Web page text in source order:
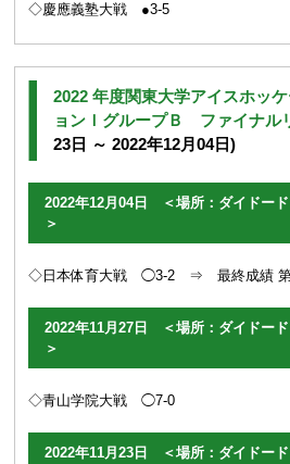
◇慶應義塾大戦 ●3-5
2022 年度関東大学アイスホッ
ョンＩグループＢ ファイナル
23日 ～ 2022年12月04日)
2022年12月04日 ＜場所：ダイドー
＞
◇日本体育大戦 ◯3-2 ⇒ 最終成績 第
2022年11月27日 ＜場所：ダイドー
＞
◇青山学院大戦 ◯7-0
2022年11月23日 ＜場所：ダイドー